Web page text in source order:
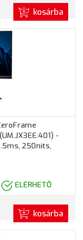
kosárba
-
250nits,
színben
ELÉRHETŐ
kosárba